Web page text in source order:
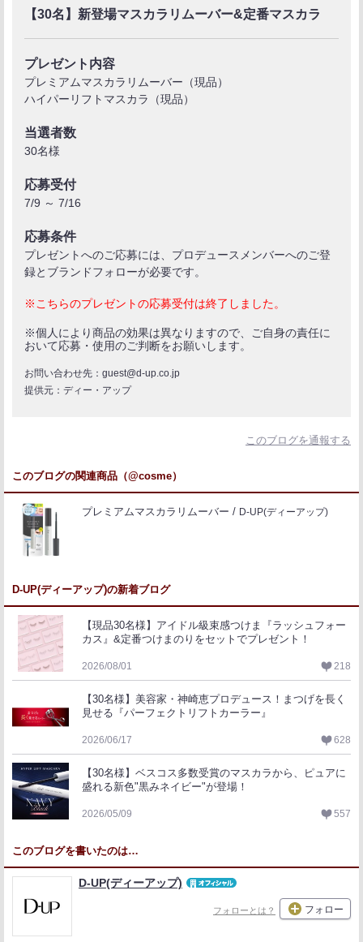
【30名】新登場マスカラリムーバー&定番マスカラ
プレゼント内容
プレミアムマスカラリムーバー（現品）
ハイパーリフトマスカラ（現品）
当選者数
30名様
応募受付
7/9 ～ 7/16
応募条件
プレゼントへのご応募には、プロデュースメンバーへのご登
録とブランドフォローが必要です。
※こちらのプレゼントの応募受付は終了しました。
※個人により商品の効果は異なりますので、ご自身の責任に
おいて応募・使用のご判断をお願いします。
お問い合わせ先：guest@d-up.co.jp
提供元：ディー・アップ
このブログを通報する
このブログの関連商品（@cosme）
プレミアムマスカラリムーバー D-UP(ディーアップ)
D-UP(ディーアップ)の新着ブログ
【現品30名様】アイドル級束感つけま『ラッシュフォー
カス』&定番つけまのりをセットでプレゼント！
2026/08/01 218
【30名様】美容家・神崎恵プロデュース！まつげを長く
見せる『パーフェクトリフトカーラー』
2026/06/17 628
【30名様】ベスコス多数受賞のマスカラから、ピュアに
盛れる新色"黒みネイビー"が登場！
2026/05/09 557
このブログを書いたのは…
D-UP(ディーアップ)
フォローとは？ フォロー